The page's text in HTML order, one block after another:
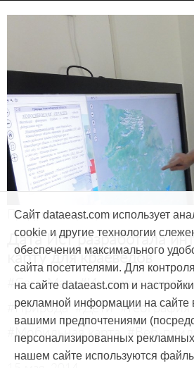
Продукты и услуги
Дата Ист разработала
карту для краеведов
#CarryMap #Интерактивная
#Природа #Дети #География
#Мобильная карта #Веб-
Сайт dataeast.com использует
cookie и другие технологии
обеспечения максимального
сайта посетителями. Для
на сайте dataeast.com и
рекламной информации на сайте
вашими предпочтениями
персонализированных
нашем сайте используются